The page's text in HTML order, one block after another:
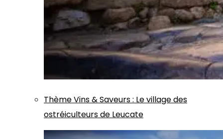
ThèmeVins & Saveurs: Le village des
ostréiculteurs de Leucate